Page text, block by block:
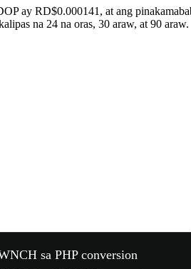
ay RD$0.000141, at ang
na 24 na oras, 30 araw, at 90 araw.
sa PHP conversion